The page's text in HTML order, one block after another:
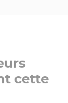
cette